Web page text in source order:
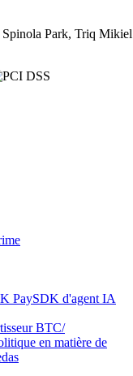
Park, Triq Mikiel
PaySDK d'agent IA
BTC/
en matière de